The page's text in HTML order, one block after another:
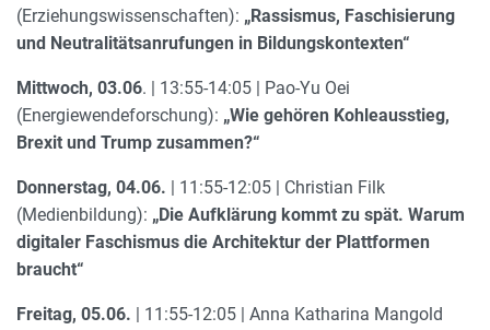
(Erziehungswissenschaften): „Rassismus, Faschisierung
und Neutralitätsanrufungen in Bildungskontexten“
Mittwoch, 03.06. | 13:55-14:05 | Pao-Yu Oei
(Energiewendeforschung): „Wie gehören Kohleausstieg,
Brexit und Trump zusammen?“
Donnerstag, 04.06. | 11:55-12:05 | Christian Filk
(Medienbildung): „Die Aufklärung kommt zu spät. Warum
digitaler Faschismus die Architektur der Plattformen
braucht“
Freitag, 05.06. | 11:55-12:05 | Anna Katharina Mangold